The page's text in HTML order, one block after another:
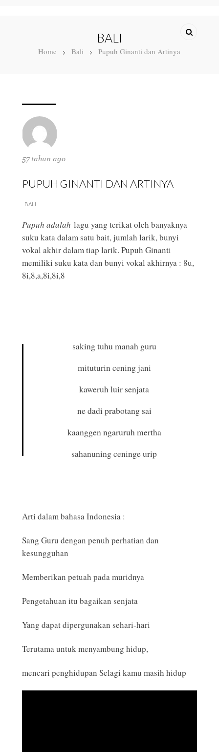
BALI
Home Bali Pupuh Ginanti dan Artinya
57 tahun ago
PUPUH GINANTI DAN ARTINYA
BALI
Pupuh adalah lagu yang terikat oleh banyaknya
suku kata dalam satu bait, jumlah larik, bunyi
vokal akhir dalam tiap larik. Pupuh Ginanti
memiliki suku kata dan bunyi vokal akhirnya : 8u,
8i,8,a,8i,8i,8
saking tuhu manah guru
mituturin cening jani
kaweruh luir senjata
ne dadi prabotang sai
kaanggen ngaruruh mertha
sahanuning ceninge urip
Arti dalam bahasa Indonesia :
Sang Guru dengan penuh perhatian dan
kesungguhan
Memberikan petuah pada muridnya
Pengetahuan itu bagaikan senjata
Yang dapat dipergunakan sehari-hari
Terutama untuk menyambung hidup,
mencari penghidupan Selagi kamu masih hidup